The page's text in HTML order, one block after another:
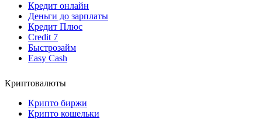
Кредит онлайн
Деньги до зарплаты
Кредит Плюс
Credit 7
Быстрозайм
Easy Cash
Криптовалюты
Крипто биржи
Крипто кошельки